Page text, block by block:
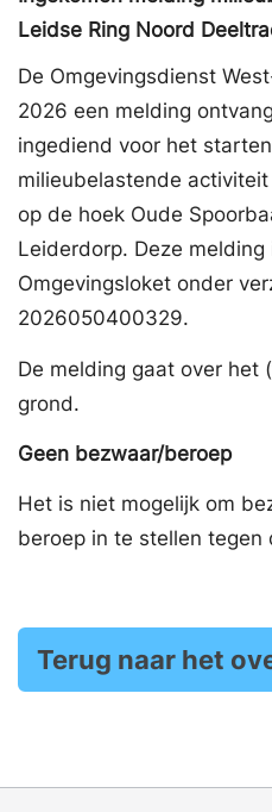
Leidse Ring Noord
De Omgevingsdienst
2026 een melding
ingediend voor het
milieubelastende
op de hoek Oude
Leiderdorp. Deze
Omgevingsloket onder
2026050400329.
De melding gaat over het
grond.
Geen bezwaar/beroep
Het is niet mogelijk om
beroep in te stellen tegen
Terug naar het